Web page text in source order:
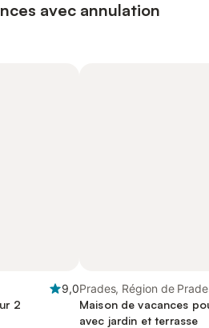
avec annulation
9,0
2
Prades, Région de
Maison de vacances
avec jardin et terrasse